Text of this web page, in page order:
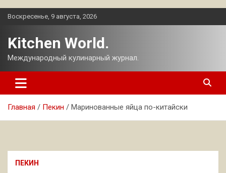
Перейти
Воскресенье, 9 августа, 2026
Kitchen World.
Международный кулинарный журнал.
Главная Пекин Маринованные яйца по-китайски
ПЕКИН